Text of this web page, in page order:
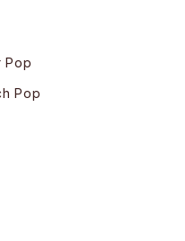
Pop
Pop